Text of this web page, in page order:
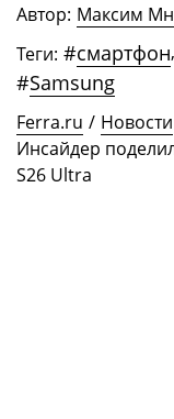
Автор: Максим
Теги: #смартфон,
#Samsung
Ferra.ru / Новости
Инсайдер
S26 Ultra